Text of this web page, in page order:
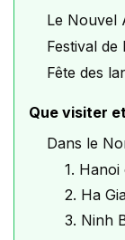
Le Nouvel
Festival de
Fête des
Que visiter
Dans le
1.
2. Ha
3. Ninh